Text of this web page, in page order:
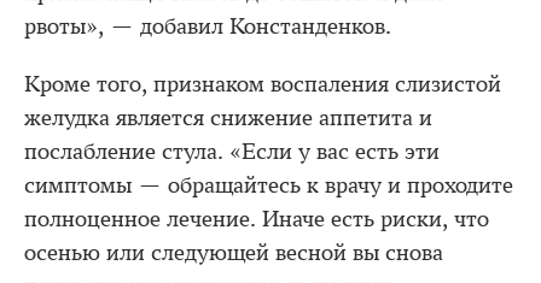
рвоты», — добавил Констанденков.
Кроме того, признаком воспаления слизистой
желудка является снижение аппетита и
послабление стула. «Если у вас есть эти
симптомы — обращайтесь к врачу и проходите
полноценное лечение. Иначе есть риски, что
осенью или следующей весной вы снова